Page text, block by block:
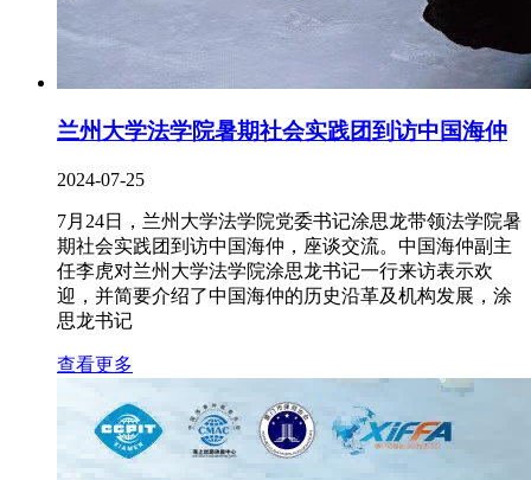
兰州大学法学院暑期社会实践团到访中国海仲
2024-07-25
7月24日，兰州大学法学院党委书记涂思龙带领法学院暑
期社会实践团到访中国海仲，座谈交流。中国海仲副主
任李虎对兰州大学法学院涂思龙书记一行来访表示欢
迎，并简要介绍了中国海仲的历史沿革及机构发展，涂
思龙书记
查看更多